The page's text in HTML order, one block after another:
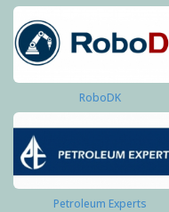
RoboDK
Petroleum Experts